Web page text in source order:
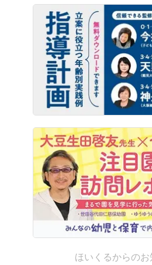
ほいくるからのお